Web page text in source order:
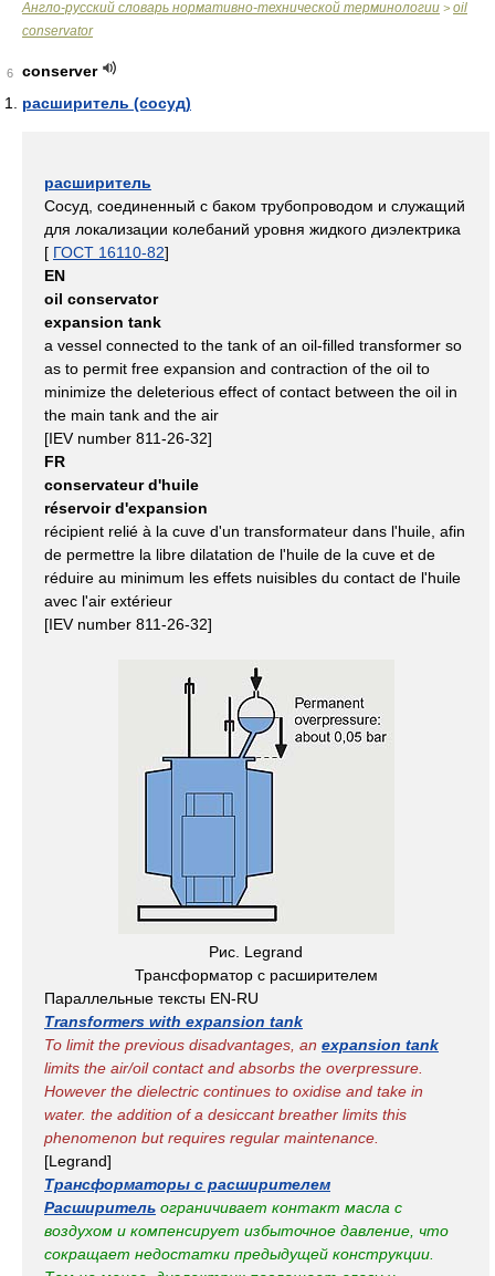
Англо-русский словарь нормативно-технической терминологии > oil
conservator
6
conserver
расширитель (сосуд)
расширитель
Сосуд, соединенный с баком трубопроводом и служащий
для локализации колебаний уровня жидкого диэлектрика
[ ГОСТ 16110-82]
EN
oil conservator
expansion tank
a vessel connected to the tank of an oil-filled transformer so
as to permit free expansion and contraction of the oil to
minimize the deleterious effect of contact between the oil in
the main tank and the air
[IEV number 811-26-32]
FR
conservateur d'huile
réservoir d'expansion
récipient relié à la cuve d'un transformateur dans l'huile, afin
de permettre la libre dilatation de l'huile de la cuve et de
réduire au minimum les effets nuisibles du contact de l'huile
avec l'air extérieur
[IEV number 811-26-32]
Рис. Legrand
Трансформатор с расширителем
Параллельные тексты EN-RU
Transformers with expansion tank
To limit the previous disadvantages, an expansion tank
limits the air/oil contact and absorbs the overpressure.
However the dielectric continues to oxidise and take in
water. the addition of a desiccant breather limits this
phenomenon but requires regular maintenance.
[Legrand]
Трансформаторы с расширителем
Расширитель ограничивает контакт масла с
воздухом и компенсирует избыточное давление, что
сокращает недостатки предыдущей конструкции.